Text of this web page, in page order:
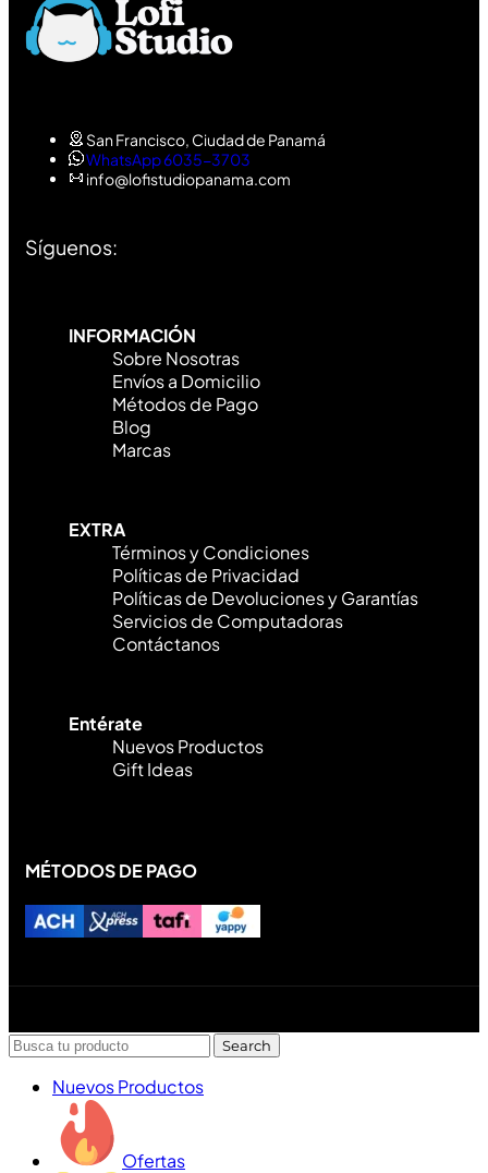
San Francisco, Ciudad de Panamá
WhatsApp 6035-3703
info@lofistudiopanama.com
Síguenos:
INFORMACIÓN
Sobre Nosotras
Envíos a Domicilio
Métodos de Pago
Blog
Marcas
EXTRA
Términos y Condiciones
Políticas de Privacidad
Políticas de Devoluciones y Garantías
Servicios de Computadoras
Contáctanos
Entérate
Nuevos Productos
Gift Ideas
MÉTODOS DE PAGO
Search
Nuevos Productos
Ofertas